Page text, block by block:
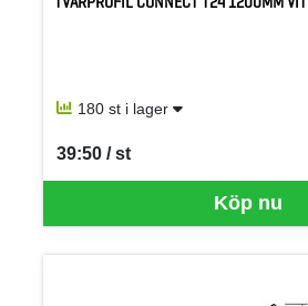
180 st i lager
Köp nu
39:50 / st
SEK per ST